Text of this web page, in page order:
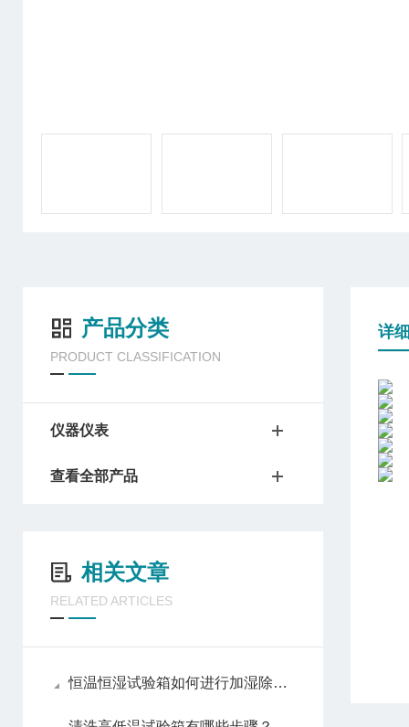
产品分类
PRODUCT CLASSIFICATION
仪器仪表
查看全部产品
相关文章
RELATED ARTICLES
恒温恒湿试验箱如何进行加湿除湿处理？
详